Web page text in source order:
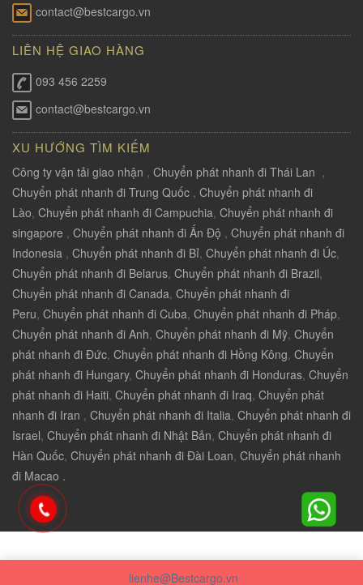
contact@bestcargo.vn
LIÊN HỆ GIAO HÀNG
093 456 2259
contact@bestcargo.vn
XU HƯỚNG TÌM KIẾM
Công ty vận tải giao nhận , Chuyển phát nhanh đi Thái Lan ,
Chuyển phát nhanh đi Trung Quốc , Chuyển phát nhanh đi
Lào, Chuyển phát nhanh đi Campuchia, Chuyển phát nhanh đi
singapore , Chuyển phát nhanh đi Ấn Độ , Chuyển phát nhanh đi
Indonesia , Chuyển phát nhanh đi Bỉ, Chuyển phát nhanh đi Úc,
Chuyển phát nhanh đi Belarus, Chuyển phát nhanh đi Brazil,
Chuyển phát nhanh đi Canada, Chuyển phát nhanh đi
Peru, Chuyển phát nhanh đi Cuba, Chuyển phát nhanh đi Pháp,
Chuyển phát nhanh đi Anh, Chuyển phát nhanh đi Mỹ, Chuyển
phát nhanh đi Đức, Chuyển phát nhanh đi Hồng Kông, Chuyển
phát nhanh đi Hungary, Chuyển phát nhanh đi Honduras, Chuyển
phát nhanh đi Haiti, Chuyển phát nhanh đi Iraq, Chuyển phát
nhanh đi Iran , Chuyển phát nhanh đi Italia, Chuyển phát nhanh đi
Israel, Chuyển phát nhanh đi Nhật Bản, Chuyển phát nhanh đi
Hàn Quốc, Chuyển phát nhanh đi Đài Loan, Chuyển phát nhanh
đi Macao .
lienhe@Bestcargo.vn